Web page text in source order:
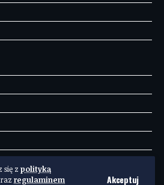
się z polityką
regulaminem Akceptuj
prawa zastrzeżone. Powered by